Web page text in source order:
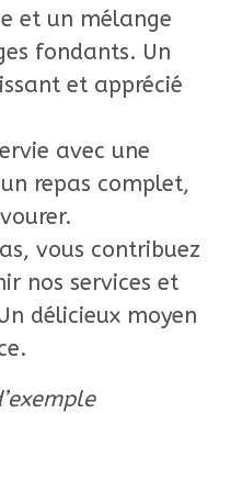
et un mélange
fondants. Un
et apprécié
avec une
repas complet,
vous contribuez
nos services et
délicieux moyen